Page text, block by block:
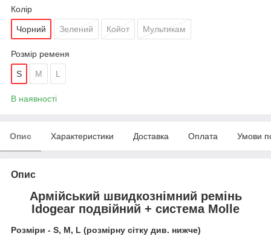
Колір
Чорний Зелений Койот Мультикам
Розмір ременя
S M L
В наявності
Опис Характеристики Доставка Оплата Умови
Опис
Армійський швидкознімний ремінь
Idogear подвійний + система Molle
Розміри - S, M, L (розмірну сітку див. нижче)